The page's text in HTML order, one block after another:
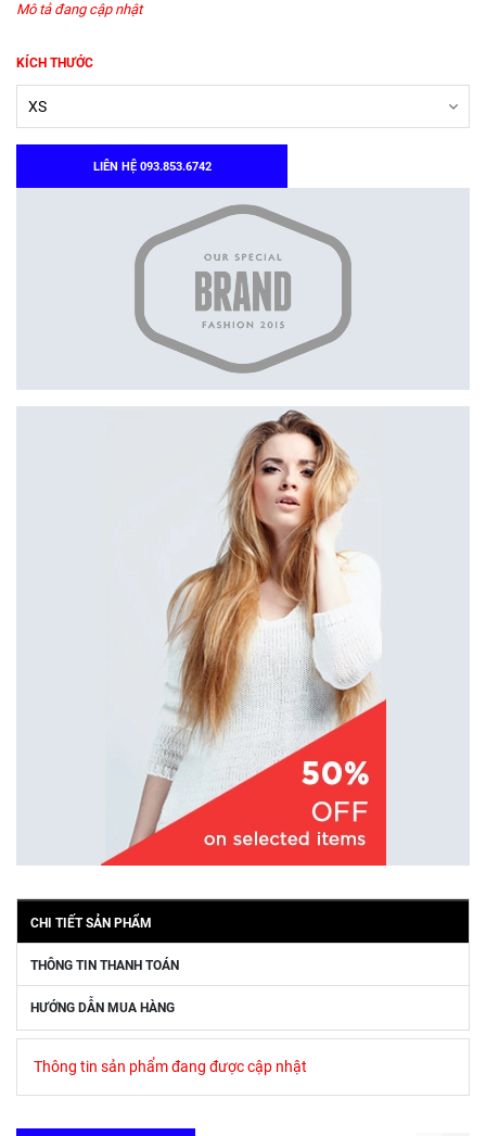
Mô tả đang cập nhật
KÍCH THƯỚC
LIÊN HỆ 093.853.6742
CHI TIẾT SẢN PHẨM
THÔNG TIN THANH TOÁN
HƯỚNG DẪN MUA HÀNG
Thông tin sản phẩm đang được cập nhật